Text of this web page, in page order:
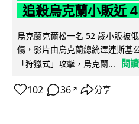
追殺烏克蘭小販近
烏克蘭克爾松一名 52 歲小販被
傷，影片由烏克蘭總統澤連斯基
「狩獵式」攻擊，烏克蘭...
閱
102 36 ↗ 分享